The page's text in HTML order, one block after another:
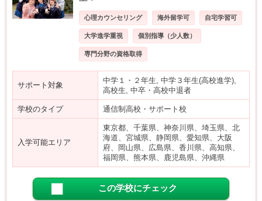
心理カウンセリング 海外留学可 自宅学習可
大学進学重視 個別指導（少人数）
専門分野の資格取得
サポート対象
中学１・２年生, 中学３年生(高校進学),
高校生, 中卒・高校中退者
学校のタイプ 通信制高校・サポート校
入学可能エリア
東京都、千葉県、神奈川県、埼玉県、北
海道、宮城県、静岡県、愛知県、大阪
府、岡山県、広島県、香川県、高知県、
福岡県、熊本県、鹿児島県、沖縄県
この学校にチェック